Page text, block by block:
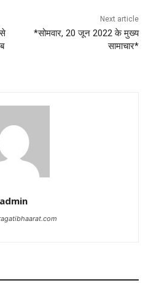
Next article
*सोमवार, 20 जून 2022 के मुख्य
सामाचार*
admin